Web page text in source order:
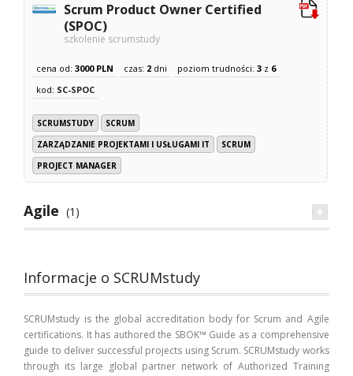
Scrum Product Owner Certified
(SPOC)
szkolenie scrumstudy
cena od:3000 PLN czas: 2 dni poziom trudności:3 z 6
kod: SC-SPOC
SCRUMSTUDY
SCRUM
ZARZĄDZANIE PROJEKTAMI I USŁUGAMI IT
SCRUM
PROJECT MANAGER
Agile (1)
Informacje o SCRUMstudy
SCRUMstudy is the global accreditation body for Scrum and Agile
certifications. It has authored the SBOK™ Guide as a comprehensive
guide to deliver successful projects using Scrum. SCRUMstudy works
through its large global partner network of Authorized Training